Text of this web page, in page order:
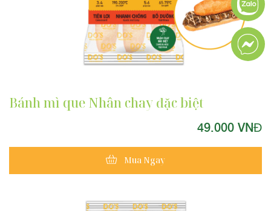
Bánh mì que Nhân chay đặc biệt
49.000 VNĐ
Mua Ngay